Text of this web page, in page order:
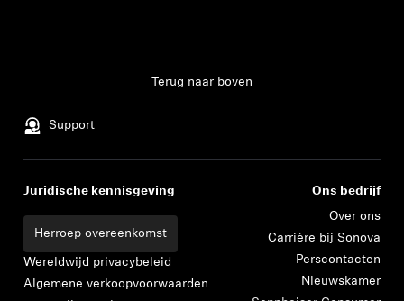
Support
Terug naar boven
Juridische kennisgeving
Herroep overeenkomst
Wereldwijd privacybeleid
Algemene verkoopvoorwaarden
Ons bedrijf
Over ons
Carrière bij Sonova
Perscontacten
Nieuwskamer